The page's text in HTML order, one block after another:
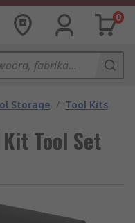
0
Storage / Tool Kits
Tool Set